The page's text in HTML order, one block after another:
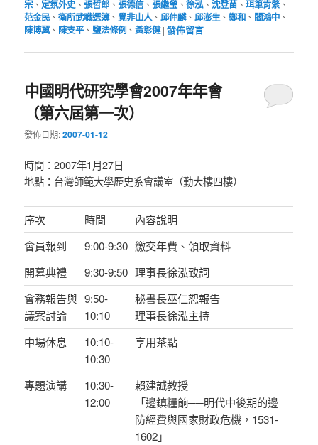
宗、 定氛外史 、張哲郎 、張德信、張繼瑩 、徐泓、沈登苗、珥筆肯綮、
范金民 、衛所武職選簿、 覺非山人 、邱仲麟、邱澎生 、鄭和 、 閻鴻中 、
陳博翼、 陳支平、 鹽法條例 、黃彰健 |發佈留言
中國明代研究學會2007年年會
（第六屆第一次）
發佈日期:2007-01-12
時間：2007年1月27日
地點：台灣師範大學歷史系會議室（勤大樓四樓）
序次 時間
內容說明
會員報到
9:00-9:30 繳交年費、領取資料
開幕典禮
9:30-9:50 理事長徐泓致詞
會務報告與
議案討論
9:50-
10:10
秘書長巫仁恕報告
理事長徐泓主持
中場休息
10:10-
10:30
享用茶點
專題演講
10:30-
12:00
賴建誠教授
「邊鎮糧餉──明代中後期的邊
防經費與國家財政危機，1531-
1602」